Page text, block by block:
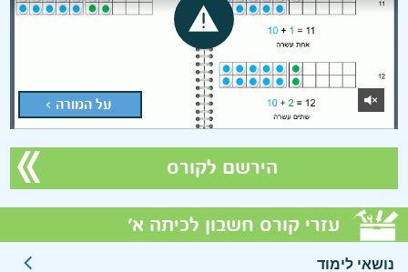
על המורה >
הירשם לקורס
עזרי קורס חשבון לכיתה א'
נושאי לימוד